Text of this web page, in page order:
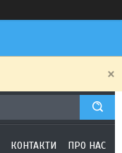
КОНТАКТИ ПРО НАС